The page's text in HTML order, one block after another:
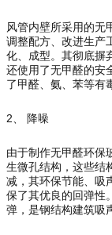
风管内壁所采用的无
调整配方、改进生产
化、成型。其彻底摒
还使用了无甲醛的安
了甲醛、氨、苯等有
2、 降噪
由于制作无甲醛环保
生微孔结构，这些结
减，其环保节能、吸
保了其优良的回弹性
弹，是钢结构建筑吸